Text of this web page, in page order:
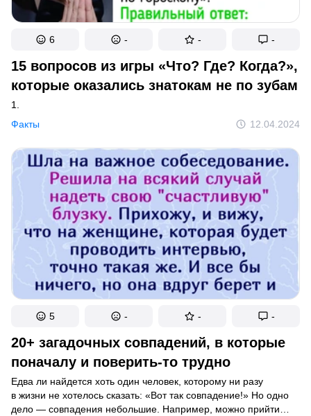
15 вопросов из игры «Что? Где? Когда?»,
которые оказались знатокам не по зубам
Факты 12.04.2024
1.
6 - - -
20+ загадочных совпадений, в которые
поначалу и поверить-то трудно
Едва ли найдется хоть один человек, которому ни разу
в жизни не хотелось сказать: «Вот так совпадение!» Но одно
дело — совпадения небольшие. Например, можно прийти
5 - - -